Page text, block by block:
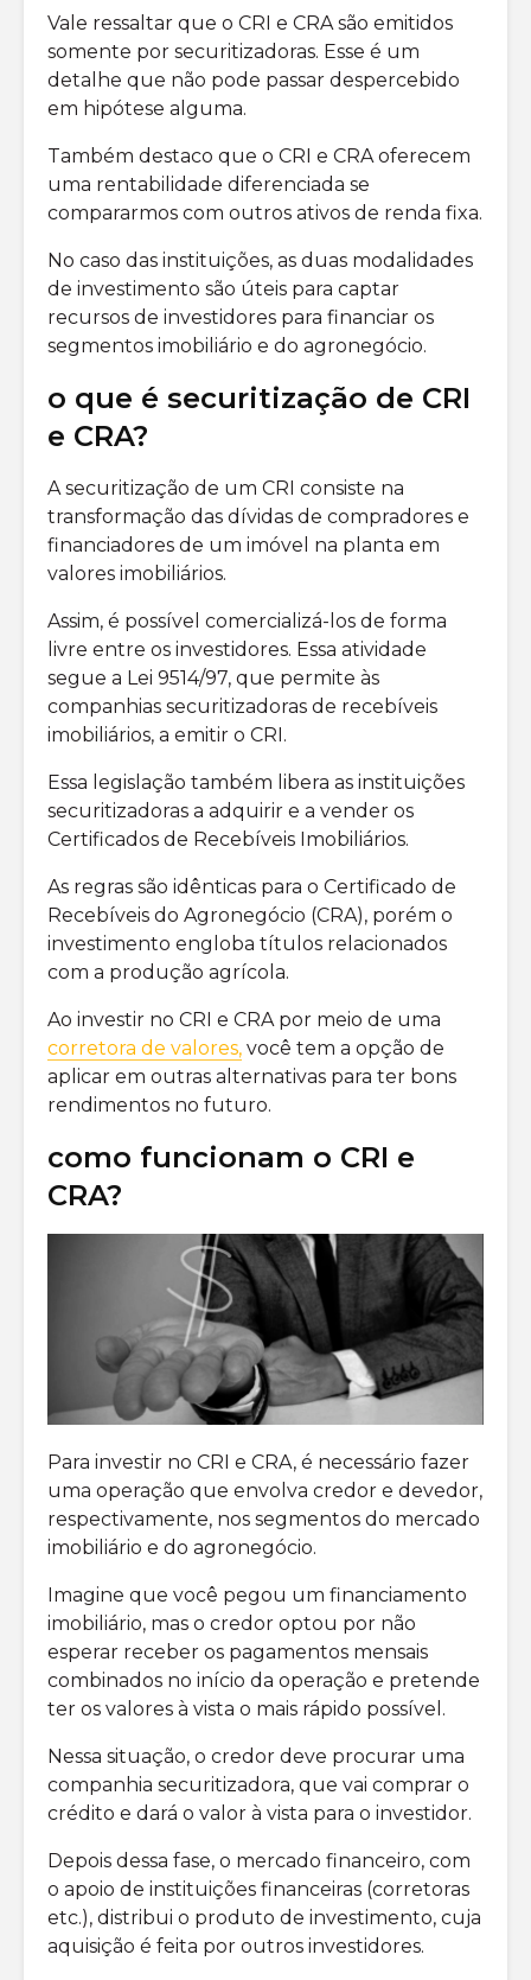
Vale ressaltar que o CRI e CRA são emitidos
somente por securitizadoras. Esse é um
detalhe que não pode passar despercebido
em hipótese alguma.
Também destaco que o CRI e CRA oferecem
uma rentabilidade diferenciada se
compararmos com outros ativos de renda fixa.
No caso das instituições, as duas modalidades
de investimento são úteis para captar
recursos de investidores para financiar os
segmentos imobiliário e do agronegócio.
o que é securitização de CRI
e CRA?
A securitização de um CRI consiste na
transformação das dívidas de compradores e
financiadores de um imóvel na planta em
valores imobiliários.
Assim, é possível comercializá-los de forma
livre entre os investidores. Essa atividade
segue a Lei 9514/97, que permite às
companhias securitizadoras de recebíveis
imobiliários, a emitir o CRI.
Essa legislação também libera as instituições
securitizadoras a adquirir e a vender os
Certificados de Recebíveis Imobiliários.
As regras são idênticas para o Certificado de
Recebíveis do Agronegócio (CRA), porém o
investimento engloba títulos relacionados
com a produção agrícola.
Ao investir no CRI e CRA por meio de uma
corretora de valores, você tem a opção de
aplicar em outras alternativas para ter bons
rendimentos no futuro.
como funcionam o CRI e
CRA?
Para investir no CRI e CRA, é necessário fazer
uma operação que envolva credor e devedor,
respectivamente, nos segmentos do mercado
imobiliário e do agronegócio.
Imagine que você pegou um financiamento
imobiliário, mas o credor optou por não
esperar receber os pagamentos mensais
combinados no início da operação e pretende
ter os valores à vista o mais rápido possível.
Nessa situação, o credor deve procurar uma
companhia securitizadora, que vai comprar o
crédito e dará o valor à vista para o investidor.
Depois dessa fase, o mercado financeiro, com
o apoio de instituições financeiras (corretoras
etc.), distribui o produto de investimento, cuja
aquisição é feita por outros investidores.